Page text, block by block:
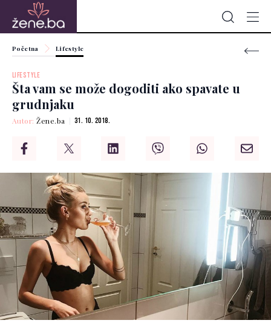
Početna Lifestyle
LIFESTYLE
Šta vam se može dogoditi ako spavate u
grudnjaku
Autor:Žene.ba 31. 10. 2018.